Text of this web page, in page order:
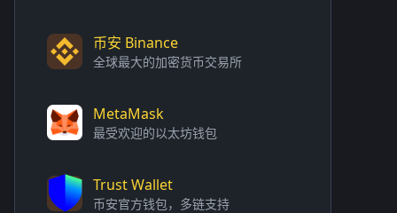
币安 Binance
全球最大的加密货币交易所
MetaMask
最受欢迎的以太坊钱包
Trust Wallet
币安官方钱包，多链支持